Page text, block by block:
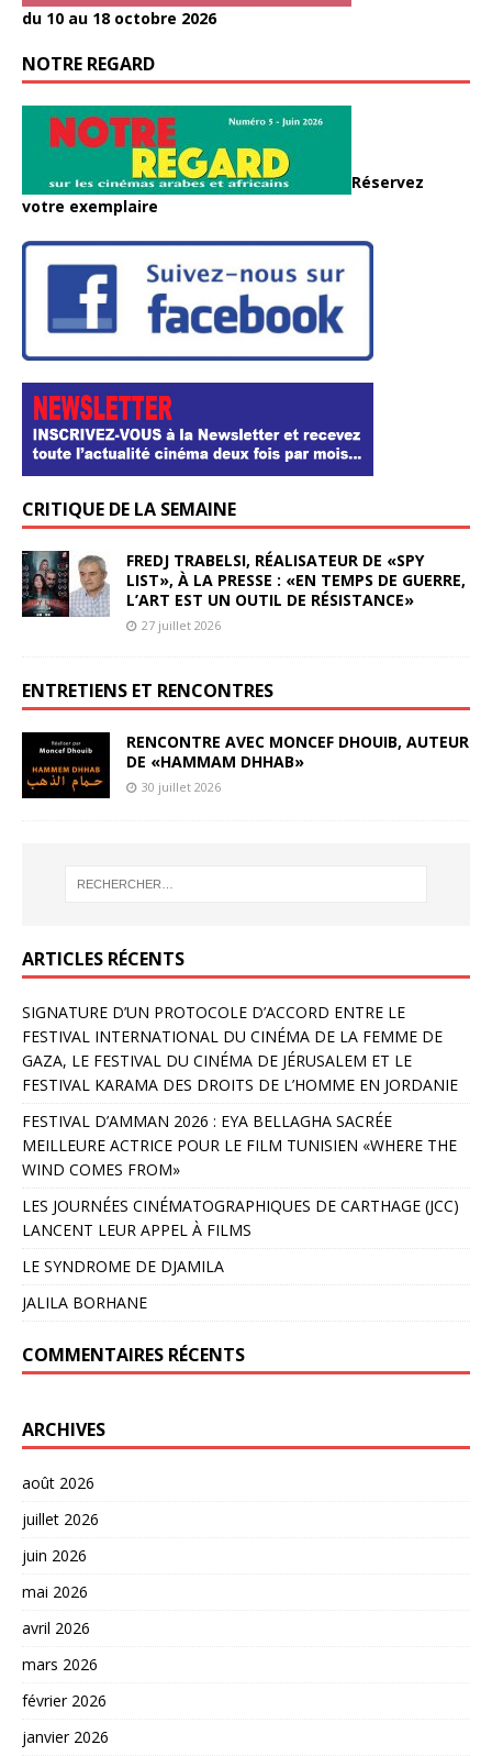
du 10 au 18 octobre 2026
NOTRE REGARD
Réservez
votre exemplaire
CRITIQUE DE LA SEMAINE
FREDJ TRABELSI, RÉALISATEUR DE «SPY
LIST», À LA PRESSE : «EN TEMPS DE GUERRE,
L’ART EST UN OUTIL DE RÉSISTANCE»
27 juillet 2026
ENTRETIENS ET RENCONTRES
RENCONTRE AVEC MONCEF DHOUIB, AUTEUR
DE «HAMMAM DHHAB»
30 juillet 2026
ARTICLES RÉCENTS
SIGNATURE D’UN PROTOCOLE D’ACCORD ENTRE LE
FESTIVAL INTERNATIONAL DU CINÉMA DE LA FEMME DE
GAZA, LE FESTIVAL DU CINÉMA DE JÉRUSALEM ET LE
FESTIVAL KARAMA DES DROITS DE L’HOMME EN JORDANIE
FESTIVAL D’AMMAN 2026 : EYA BELLAGHA SACRÉE
MEILLEURE ACTRICE POUR LE FILM TUNISIEN «WHERE THE
WIND COMES FROM»
LES JOURNÉES CINÉMATOGRAPHIQUES DE CARTHAGE (JCC)
LANCENT LEUR APPEL À FILMS
LE SYNDROME DE DJAMILA
JALILA BORHANE
COMMENTAIRES RÉCENTS
ARCHIVES
août 2026
juillet 2026
juin 2026
mai 2026
avril 2026
mars 2026
février 2026
janvier 2026